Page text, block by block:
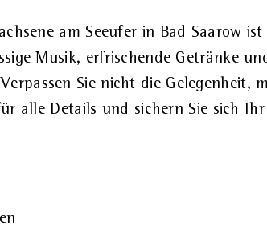
am Seeufer in Bad Saarow
Musik, erfrischende Getränke
Sie nicht die Gelegenheit,
alle Details und sichern Sie sich